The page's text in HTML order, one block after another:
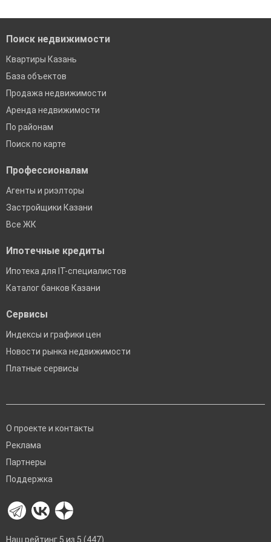
Поиск недвижимости
Квартиры Казань
База объектов
Продажа недвижимости
Аренда недвижимости
По районам
Поиск по карте
Профессионалам
Агенты и риэлторы
Застройщики Казани
Все ЖК
Ипотечные кредиты
Ипотека для IT-специалистов
Каталог банков Казани
Сервисы
Индексы и графики цен
Новости рынка недвижимости
Платные сервисы
О проекте и контакты
Реклама
Партнеры
Поддержка
Наш рейтинг 5 из 5 (447)